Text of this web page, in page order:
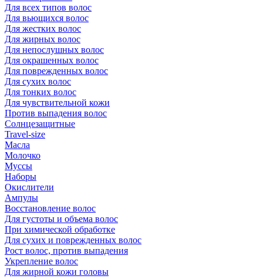
Для всех типов волос
Для вьющихся волос
Для жестких волос
Для жирных волос
Для непослушных волос
Для окрашенных волос
Для поврежденных волос
Для сухих волос
Для тонких волос
Для чувствительной кожи
Против выпадения волос
Солнцезащитные
Travel-size
Масла
Молочко
Муссы
Наборы
Окислители
Ампулы
Восстановление волос
Для густоты и объема волос
При химической обработке
Для сухих и поврежденных волос
Рост волос, против выпадения
Укрепление волос
Для жирной кожи головы